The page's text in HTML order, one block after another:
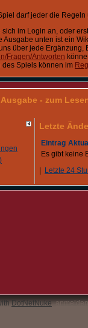
darf jeder die
sich im Login an, oder
Ausgabe unten ist ein
über jede Ergänzung,
Fragen/Antworten
des Spiels können im
- zum
Letzte
Eintrag
Es gibt keine
| Letzte 24
DotNetNuke anmelden